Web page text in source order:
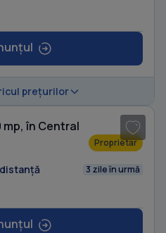
prețurilor
în Central
Proprietar
3 zile în urmă